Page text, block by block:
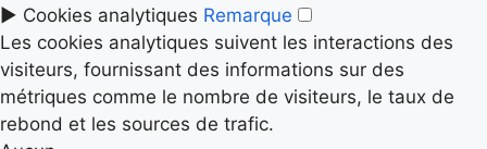
► Cookies analytiques Remarque
Les cookies analytiques suivent les interactions des
visiteurs, fournissant des informations sur des
métriques comme le nombre de visiteurs, le taux de
rebond et les sources de trafic.